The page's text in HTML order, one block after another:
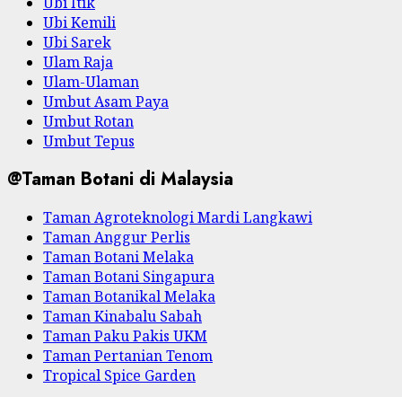
Ubi Kemili
Ubi Sarek
Ulam Raja
Ulam-Ulaman
Umbut Asam Paya
Umbut Rotan
Umbut Tepus
@Taman Botani di Malaysia
Taman Agroteknologi Mardi Langkawi
Taman Anggur Perlis
Taman Botani Melaka
Taman Botani Singapura
Taman Botanikal Melaka
Taman Kinabalu Sabah
Taman Paku Pakis UKM
Taman Pertanian Tenom
Tropical Spice Garden